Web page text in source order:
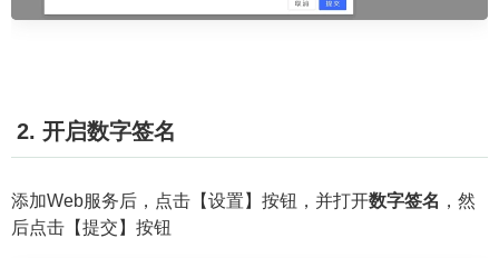
2. 开启数字签名
添加Web服务后，点击【设置】按钮，并打开数字签名 ，然
后点击【提交】按钮